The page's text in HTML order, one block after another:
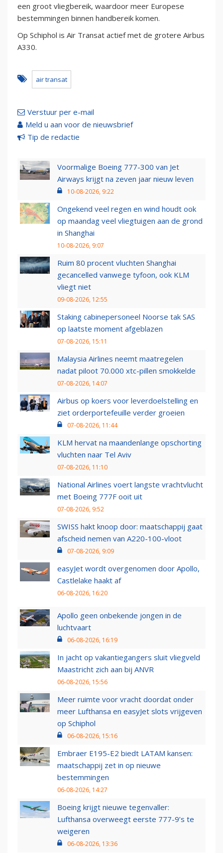
een groot vliegbereik, waardoor meer Europese
bestemmingen binnen handbereik komen.
Op Schiphol is Air Transat actief met de grotere Airbus
A330.
air transat
Verstuur per e-mail
Meld u aan voor de nieuwsbrief
Tip de redactie
Voormalige Boeing 777-300 van Jet
Airways krijgt na zeven jaar nieuw leven
10-08-2026, 9:22
Ongekend veel regen en wind houdt ook
op maandag veel vliegtuigen aan de grond
in Shanghai
10-08-2026, 9:07
Ruim 80 procent vluchten Shanghai
gecancelled vanwege tyfoon, ook KLM
vliegt niet
09-08-2026, 12:55
Staking cabinepersoneel Noorse tak SAS
op laatste moment afgeblazen
07-08-2026, 15:11
Malaysia Airlines neemt maatregelen
nadat piloot 70.000 xtc-pillen smokkelde
07-08-2026, 14:07
Airbus op koers voor leverdoelstelling en
ziet orderportefeuille verder groeien
07-08-2026, 11:44
KLM hervat na maandenlange opschorting
vluchten naar Tel Aviv
07-08-2026, 11:10
National Airlines voert langste vrachtvlucht
met Boeing 777F ooit uit
07-08-2026, 9:52
SWISS hakt knoop door: maatschappij gaat
afscheid nemen van A220-100-vloot
07-08-2026, 9:09
easyJet wordt overgenomen door Apollo,
Castlelake haakt af
06-08-2026, 16:20
Apollo geen onbekende jongen in de
luchtvaart
06-08-2026, 16:19
In jacht op vakantiegangers sluit vliegveld
Maastricht zich aan bij ANVR
06-08-2026, 15:56
Meer ruimte voor vracht doordat onder
meer Lufthansa en easyJet slots vrijgeven
op Schiphol
06-08-2026, 15:16
Embraer E195-E2 biedt LATAM kansen:
maatschappij zet in op nieuwe
bestemmingen
06-08-2026, 14:27
Boeing krijgt nieuwe tegenvaller:
Lufthansa overweegt eerste 777-9’s te
weigeren
06-08-2026, 13:36